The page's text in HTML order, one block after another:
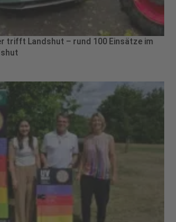
trifft Landshut – rund 100 Einsätze im